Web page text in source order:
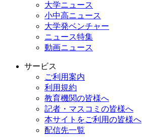
大学ニュース
小中高ニュース
大学発ベンチャー
ニュース特集
動画ニュース
サービス
ご利用案内
利用規約
教育機関の皆様へ
記者・マスコミの皆様へ
本サイトをご利用の皆様へ
配信先一覧